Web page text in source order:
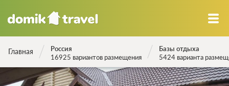
Главная
Россия
16925 вариантов размещения
Базы отдыха
5424 варианта